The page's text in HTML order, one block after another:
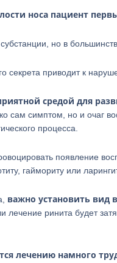
носа пациент
но в
секрета приводит к
средой для
сам симптом, но и очаг
процесса.
появление
гаймориту или
важно установить вид
ринита будет
лечению намного